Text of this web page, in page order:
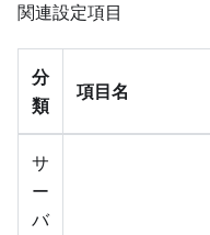
関連設定項目
分
類
項目名
サ
ー
バ